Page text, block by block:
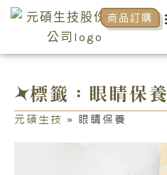
跳
商品訂購
標籤：眼睛保養
元碩生技 » 眼睛保養